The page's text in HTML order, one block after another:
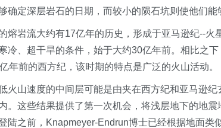
确定深层岩石的日期，而较小的陨石坑则使他们能
熔岩流大约有17亿年的历史，形成于亚马逊纪--
冷、超干旱的条件，始于大约30亿年前。相比之
年前的西方纪，该时期的特点是广泛的火山活动。
火山速度的中间层可能是由夹在西方纪和亚马逊
。这些结果提供了第一次机会，将浅层地下的地
陆之前，Knapmeyer-Endrun博士已经根据地面类